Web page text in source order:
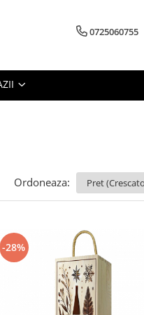
0725060755
Ordoneaza:
-28%